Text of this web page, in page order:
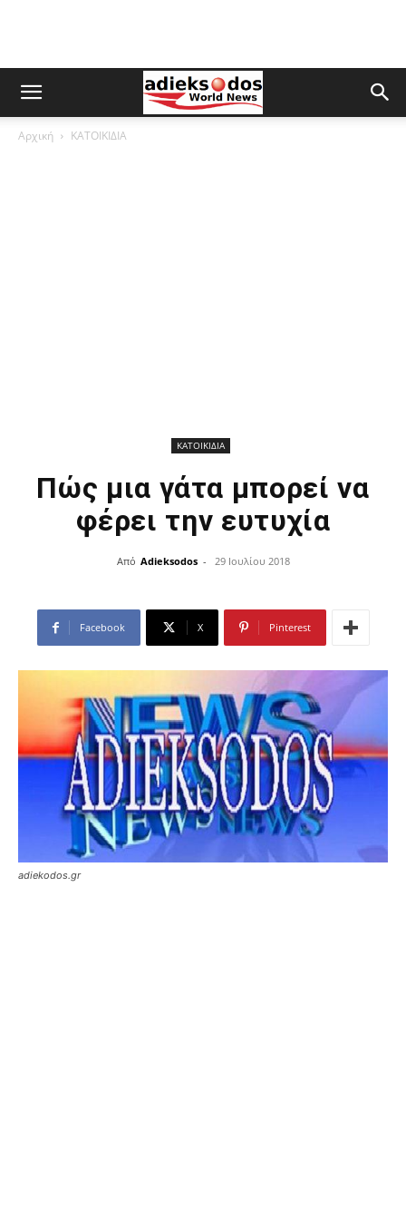
Αρχική ΚΑΤΟΙΚΙΔΙΑ
ΚΑΤΟΙΚΙΔΙΑ
Πώς μια γάτα μπορεί να
φέρει την ευτυχία
Από Adieksodos - 29 Ιουλίου 2018
Facebook X Pinterest
adiekodos.gr